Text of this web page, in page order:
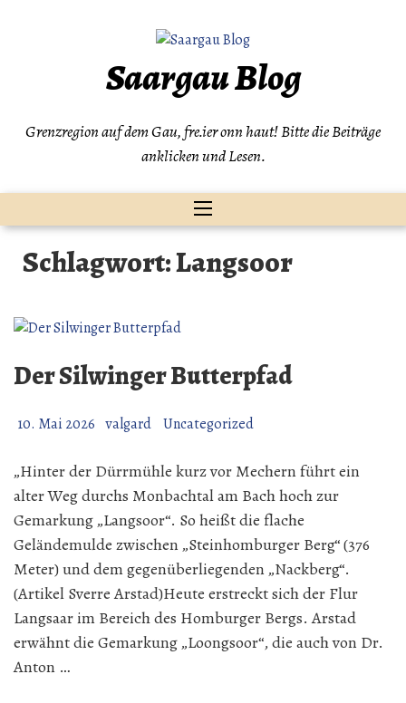
Saargau Blog
Grenzregion auf dem Gau, fre.ier onn haut! Bitte die Beiträge
anklicken und Lesen.
Schlagwort:Langsoor
Der Silwinger Butterpfad
10. Mai 2026 valgard Uncategorized
„Hinter der Dürrmühle kurz vor Mechern führt ein
alter Weg durchs Monbachtal am Bach hoch zur
Gemarkung „Langsoor“. So heißt die flache
Geländemulde zwischen „Steinhomburger Berg“ (376
Meter) und dem gegenüberliegenden „Nackberg“.
(Artikel Sverre Arstad)Heute erstreckt sich der Flur
Langsaar im Bereich des Homburger Bergs. Arstad
erwähnt die Gemarkung „Loongsoor“, die auch von Dr.
Anton …